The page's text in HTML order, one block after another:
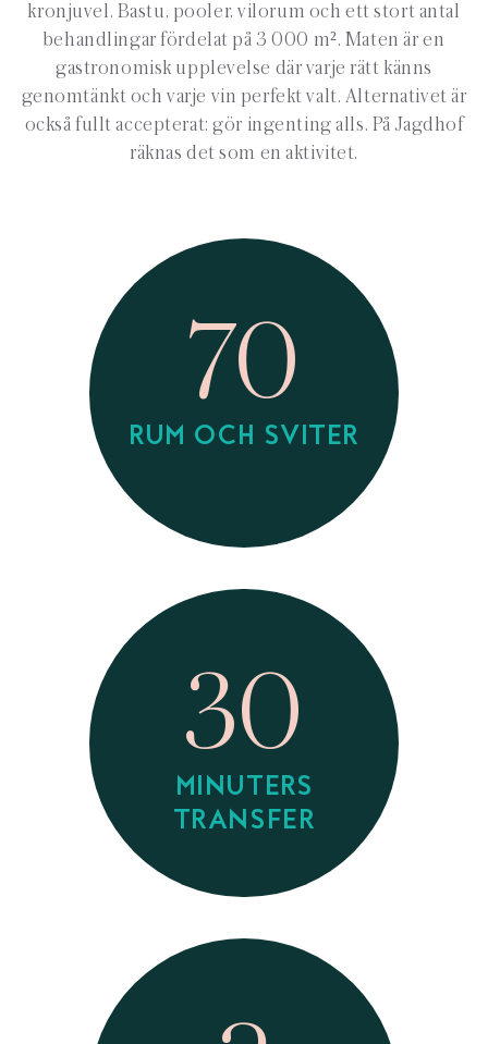
kronjuvel. Bastu, pooler, vilorum och ett stort antal
behandlingar fördelat på 3 000 m². Maten är en
gastronomisk upplevelse där varje rätt känns
genomtänkt och varje vin perfekt valt. Alternativet är
också fullt accepterat: gör ingenting alls. PåJagdhof
räknas det som en aktivitet.
70
RUM OCH SVITER
30
MINUTERS
TRANSFER